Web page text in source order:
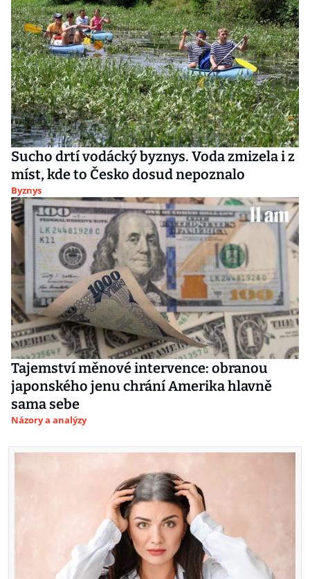
Sucho drtí vodácký byznys. Voda zmizela i z
míst, kde to Česko dosud nepoznalo
Byznys
Tajemství měnové intervence: obranou
japonského jenu chrání Amerika hlavně
sama sebe
Názory a analýzy